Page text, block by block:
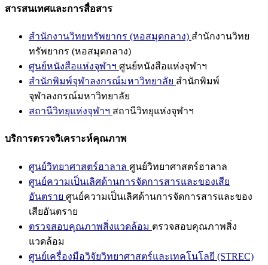
สารสนเทศและการสื่อสาร
สำนักงานวิทยทรัพยากร (หอสมุดกลาง) สำนักงานวิทย
ทรัพยากร (หอสมุดกลาง)
ศูนย์หนังสือแห่งจุฬาฯ ศูนย์หนังสือแห่งจุฬาฯ
สำนักพิมพ์จุฬาลงกรณ์มหาวิทยาลัย สำนักพิมพ์
จุฬาลงกรณ์มหาวิทยาลัย
สถานีวิทยุแห่งจุฬาฯ สถานีวิทยุแห่งจุฬาฯ
บริการตรวจวิเคราะห์คุณภาพ
ศูนย์วิทยาศาสตร์ฮาลาล ศูนย์วิทยาศาสตร์ฮาลาล
ศูนย์ความเป็นเลิศด้านการจัดการสารและของเสีย
อันตราย ศูนย์ความเป็นเลิศด้านการจัดการสารและของ
เสียอันตราย
ตรวจสอบคุณภาพสิ่งแวดล้อม ตรวจสอบคุณภาพสิ่ง
แวดล้อม
ศูนย์เครื่องมือวิจัยวิทยาศาสตร์และเทคโนโลยี (STREC)